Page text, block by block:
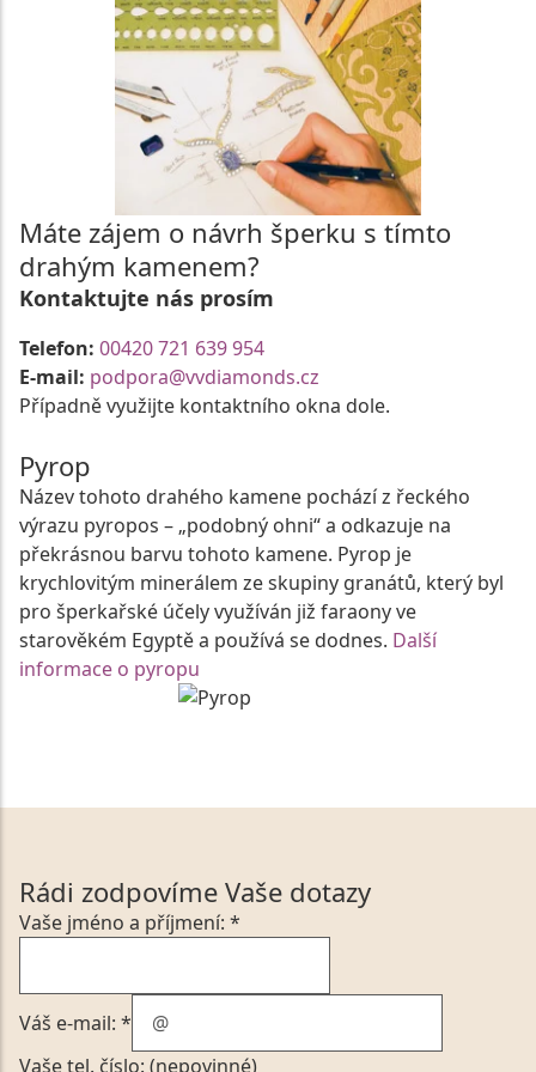
Máte zájem o návrh šperku s tímto
drahým kamenem?
Kontaktujte nás prosím
Telefon: 00420 721 639 954
E-mail: podpora@vvdiamonds.cz
Případně využijte kontaktního okna dole.
Pyrop
Název tohoto drahého kamene pochází z řeckého
výrazu pyropos – „podobný ohni“ a odkazuje na
překrásnou barvu tohoto kamene. Pyrop je
krychlovitým minerálem ze skupiny granátů, který byl
pro šperkařské účely využíván již faraony ve
starověkém Egyptě a používá se dodnes. Další
informace o pyropu
Rádi zodpovíme Vaše dotazy
Vaše jméno a příjmení: *
Váš e-mail: *
Vaše tel. číslo: (nepovinné)